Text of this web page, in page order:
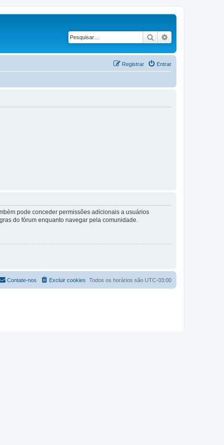
Pesquisar
Entrar
Registrar
pode conceder permissões adicionais a usuários
do fórum enquanto navegar pela comunidade.
Todos os horários são UTC-03:00
Excluir cookies
Contate-nos